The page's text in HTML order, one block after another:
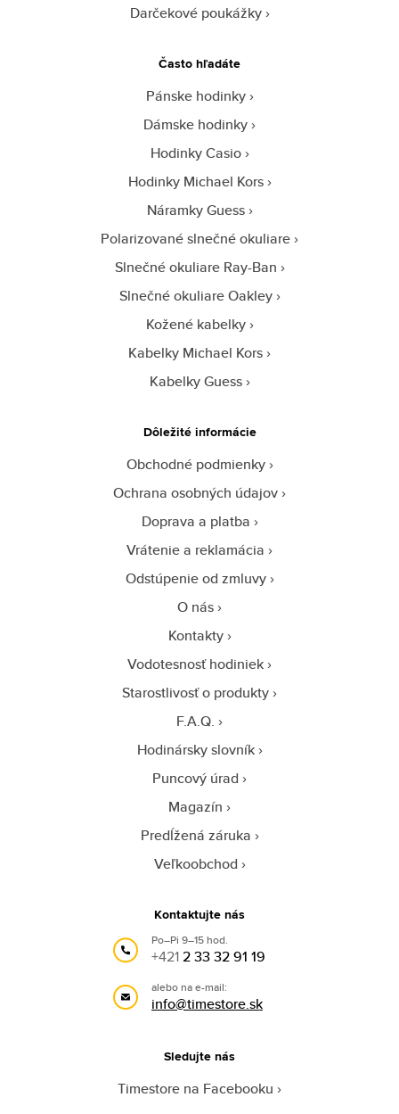
Darčekové poukážky
Často hľadáte
Pánske hodinky
Dámske hodinky
Hodinky Casio
Hodinky Michael Kors
Náramky Guess
Polarizované slnečné okuliare
Slnečné okuliare Ray-Ban
Slnečné okuliare Oakley
Kožené kabelky
Kabelky Michael Kors
Kabelky Guess
Dôležité informácie
Obchodné podmienky
Ochrana osobných údajov
Doprava a platba
Vrátenie a reklamácia
Odstúpenie od zmluvy
O nás
Kontakty
Vodotesnosť hodiniek
Starostlivosť o produkty
F.A.Q.
Hodinársky slovník
Puncový úrad
Magazín
Predĺžená záruka
Veľkoobchod
Kontaktujte nás
Po–Pi 9–15 hod.
+4212 33 32 91 19
alebo na e-mail:
info@timestore.sk
Sledujte nás
Timestore na Facebooku